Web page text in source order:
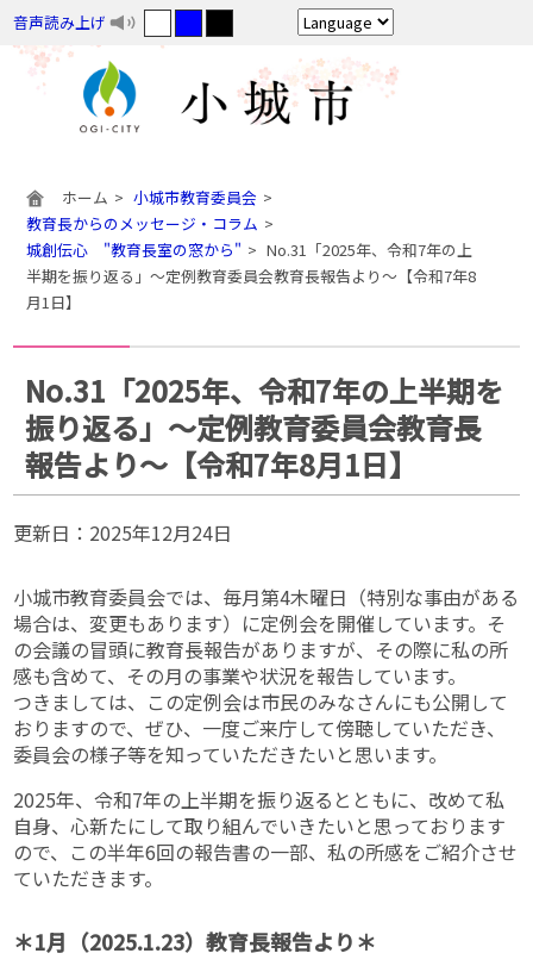
音声読み上げ
ホーム
小城市教育委員会
教育長からのメッセージ・コラム
城創伝心 "教育長室の窓から"
No.31「2025年、令和7年の上
半期を振り返る」～定例教育委員会教育長報告より～【令和7年8
月1日】
No.31「2025年、令和7年の上半期を
振り返る」～定例教育委員会教育長
報告より～【令和7年8月1日】
更新日： 2025年12月24日
小城市教育委員会では、毎月第4木曜日（特別な事由がある
場合は、変更もあります）に定例会を開催しています。そ
の会議の冒頭に教育長報告がありますが、その際に私の所
感も含めて、その月の事業や状況を報告しています。
つきましては、この定例会は市民のみなさんにも公開して
おりますので、ぜひ、一度ご来庁して傍聴していただき、
委員会の様子等を知っていただきたいと思います。
2025年、令和7年の上半期を振り返るとともに、改めて私
自身、心新たにして取り組んでいきたいと思っております
ので、この半年6回の報告書の一部、私の所感をご紹介させ
ていただきます。
＊1月（2025.1.23）教育長報告より＊